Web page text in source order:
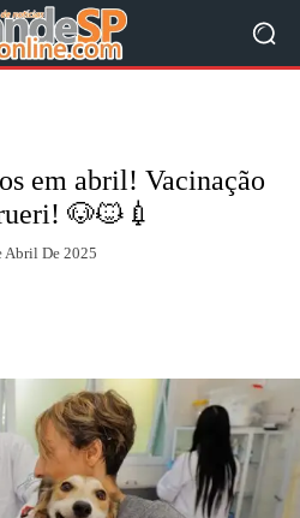
em abril! Vacinação
🐶🐱💉
Abril De 2025